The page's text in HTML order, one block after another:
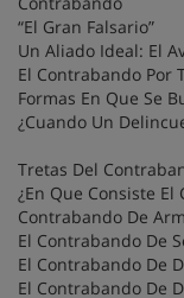
“El Gran Falsario”
Un Aliado Ideal: El
El Contrabando Por
Formas En Que Se
¿Cuando Un
Tretas Del
¿En Que Consiste
Contrabando De
El Contrabando De
El Contrabando De
El Contrabando De